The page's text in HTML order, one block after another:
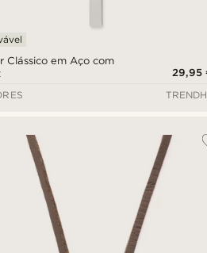
Clássico em Aço com
29,95